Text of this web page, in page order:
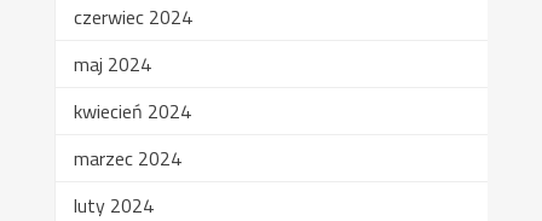
czerwiec 2024
maj 2024
kwiecień 2024
marzec 2024
luty 2024